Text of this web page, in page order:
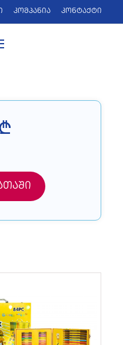
კომპანია კონტაქტი